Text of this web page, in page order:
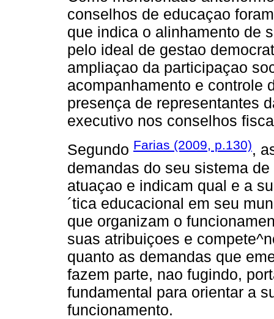
conselhos de educaçao
que indica o alinhamento de
pelo ideal de gestao
ampliaçao da participaçao
acompanhamento e controle
presença de representantes
executivo nos conselhos
Segundo Farias (2009, p.130),
demandas do seu sistema
atuaçao e indicam qual e a
´tica educacional em seu
que organizam o
suas atribuiçoes e
quanto as demandas que
fazem parte, nao fugindo,
fundamental para orientar a
funcionamento.